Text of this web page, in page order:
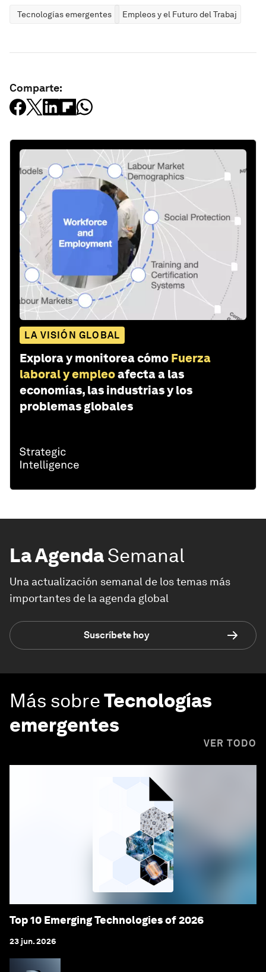
Tecnologías emergentes Empleos y el Futuro del Trabajo
Comparte:
LA VISIÓN GLOBAL
Explora y monitorea cómo Fuerza
laboral y empleoafecta a las
economías, las industrias y los
problemas globales
La AgendaSemanal
Una actualización semanal de los temas más
importantes de la agenda global
Suscríbete hoy
Más sobreTecnologías
emergentes
VER TODO
Top 10 Emerging Technologies of 2026
23 jun. 2026